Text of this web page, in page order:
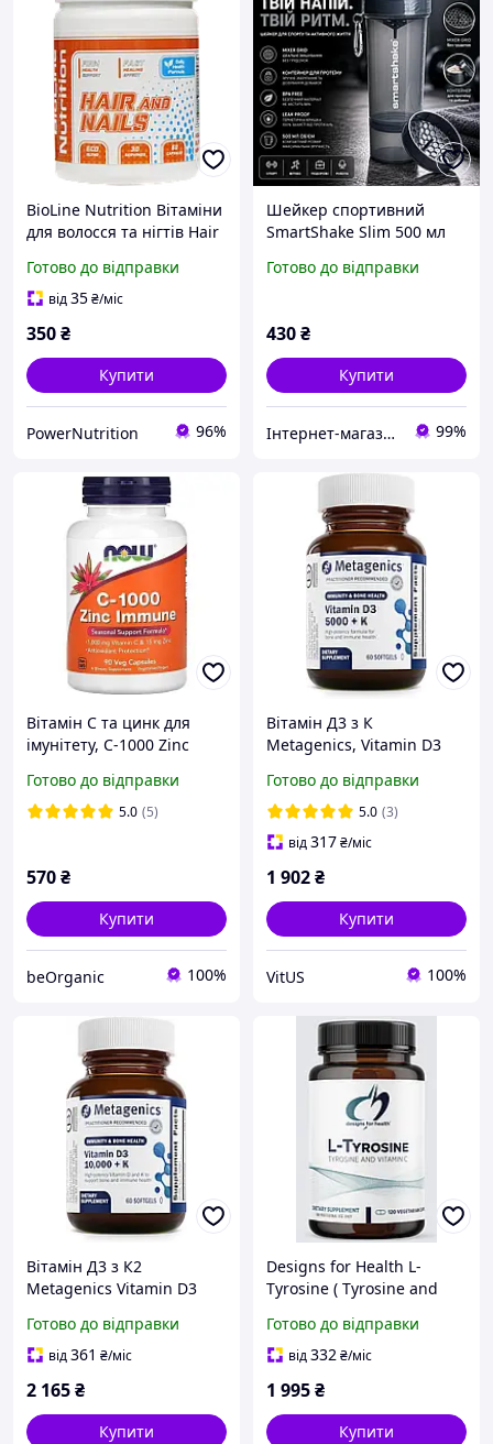
BioLine Nutrition Вітаміни
для волосся та нігтів Hair
Комплекс із Біотином,
Омега-3 та вітамінами
Готово до відправки
від35₴/міс
350₴
Купити
PowerNutrition 96%
Шейкер спортивний
SmartShake Slim 500 мл
контейнером для
Готово до відправки
430₴
Купити
Iнтернет-магазин "Sens" 99%
Вітамін С та цинк для
імунітету, C-1000 Zinc
мг/15 мг, 90
вегетаріанських капсул
Готово до відправки
5.0 (5)
570₴
Купити
beOrganic 100%
Вітамін Д3 з К
Metagenics, Vitamin D3
Готово до відправки
5.0 (3)
від317₴/міс
1 902₴
Купити
VitUS 100%
Вітамін Д3 з К2
Metagenics Vitamin D3
Potency Bioactive, 60
капсул
Готово до відправки
від361 ₴/міс
2 165₴
Купити
Designs for Health L-
Tyrosine ( Tyrosine and
(тирозин и витамин С )
120 капсул
Готово до відправки
від332₴/міс
1 995₴
Купити